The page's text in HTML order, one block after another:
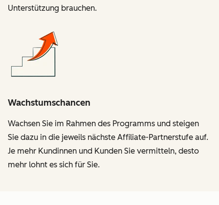
Unterstützung brauchen.
Wachstumschancen
Wachsen Sie im Rahmen des Programms und steigen
Sie dazu in die jeweils nächste Affiliate-Partnerstufe auf.
Je mehr Kundinnen und Kunden Sie vermitteln, desto
mehr lohnt es sich für Sie.